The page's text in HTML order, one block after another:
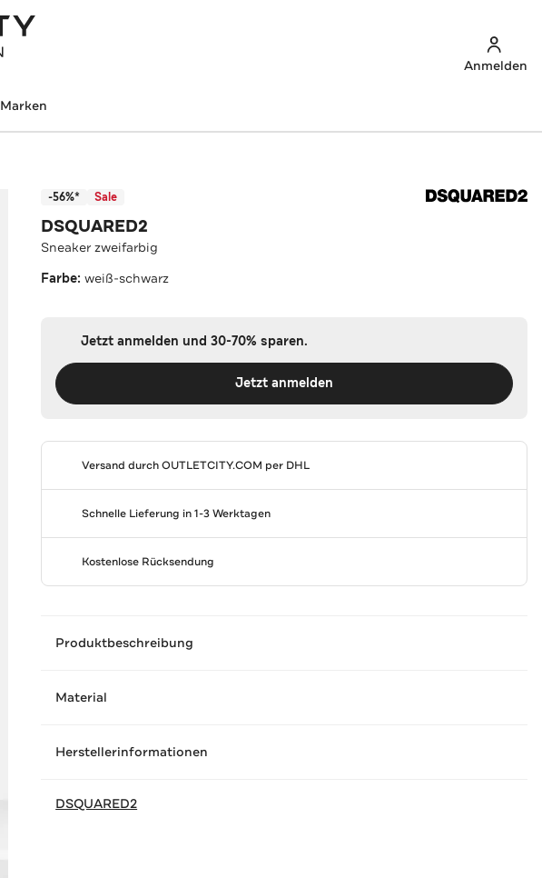
Anmelden
Marken
-56%* Sale
DSQUARED2
Sneaker zweifarbig
Farbe:weiß-schwarz
Jetzt anmelden und 30-70% sparen.
Jetzt anmelden
Versand durchOUTLETCITY.COM per DHL
Schnelle Lieferung in 1-3 Werktagen
Kostenlose Rücksendung
Produktbeschreibung
Material
Herstellerinformationen
DSQUARED2